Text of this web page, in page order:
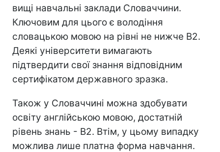
вищі навчальні заклади Словаччини.
Ключовим для цього є володіння
словацькою мовою на рівні не нижче В2.
Деякі університети вимагають
підтвердити свої знання відповідним
сертифікатом державного зразка.
Також у Словаччині можна здобувати
освіту англійською мовою, достатній
рівень знань - В2. Втім, у цьому випадку
можлива лише платна форма навчання.